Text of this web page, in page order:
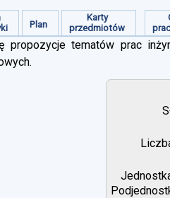
Plan
Karty
przedmiotów
propozycje tematów prac